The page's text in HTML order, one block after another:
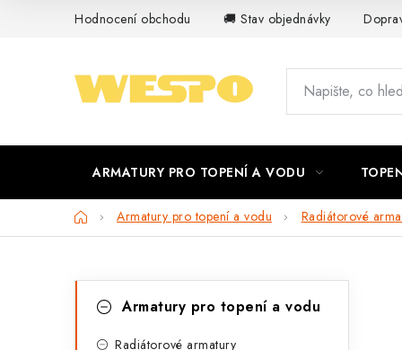
Hodnocení obchodu 🚚 Stav objednávky
ARMATURY PRO TOPENÍ A VODU
DomůArmatury pro topení a vodu Radiátorové
kategorieArmatury pro topení a vodu
Radiátorové armatury